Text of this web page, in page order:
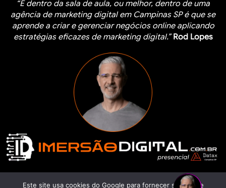
“É dentro da sala de aula, ou melhor, dentro de uma
agência de marketing digital em Campinas SP é que se
aprende a criar e gerenciar negócios online aplicando
estratégias eficazes de marketing digital.” Rod Lopes
Este site usa cookies do Google para fornecer serviços e